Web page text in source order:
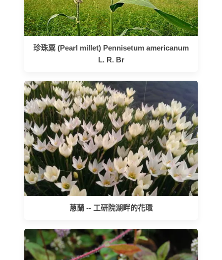
珍珠粟 (Pearl millet) Pennisetum americanum
L. R. Br
蔥蘭 -- 工研院湖畔的花環